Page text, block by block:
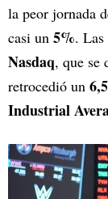
la peor jornada
casi un 5%.
Nasdaq, que se
retrocedió un
Industrial